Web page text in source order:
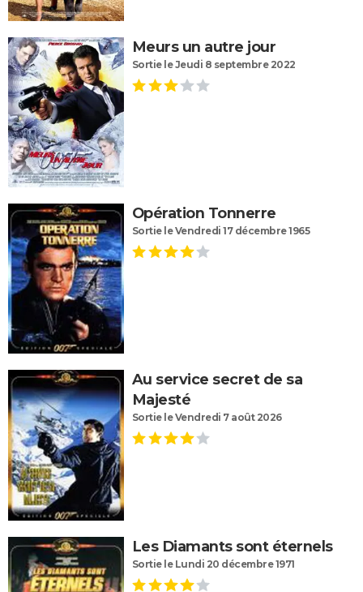
Meurs un autre jour
Sortie le Jeudi 8 septembre 2022
Opération Tonnerre
Sortie le Vendredi 17 décembre 1965
Au service secret de sa
Majesté
Sortie le Vendredi 7 août 2026
Les Diamants sont éternels
Sortie le Lundi 20 décembre 1971